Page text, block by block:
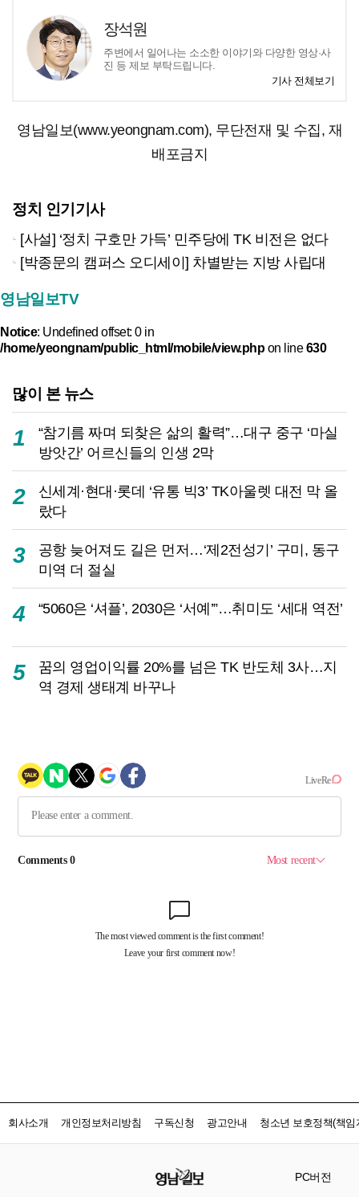
장석원
주변에서 일어나는 소소한 이야기와 다양한 영상·사
진 등 제보 부탁드립니다.
기사 전체보기
영남일보(www.yeongnam.com), 무단전재 및 수집, 재
배포금지
정치 인기기사
[사설] ‘정치 구호만 가득’ 민주당에 TK 비전은 없다
[박종문의 캠퍼스 오디세이] 차별받는 지방 사립대
영남일보TV
Notice: Undefined offset: 0 in
/home/yeongnam/public_html/mobile/view.phpon line630
많이 본 뉴스
1
“참기름 짜며 되찾은 삶의 활력”…대구 중구 ‘마실
방앗간’ 어르신들의 인생 2막
2
신세계·현대·롯데 ‘유통 빅3’ TK아울렛 대전 막 올
랐다
3
공항 늦어져도 길은 먼저…‘제2전성기’ 구미, 동구
미역 더 절실
4 “5060은 ‘셔플’, 2030은 ‘서예’”…취미도 ‘세대 역전’
5
꿈의 영업이익률 20%를 넘은 TK 반도체 3사…지
역 경제 생태계 바꾸나
회사소개 개인정보처리방침 구독신청 광고안내 청소년 보호정책(책임
PC버전